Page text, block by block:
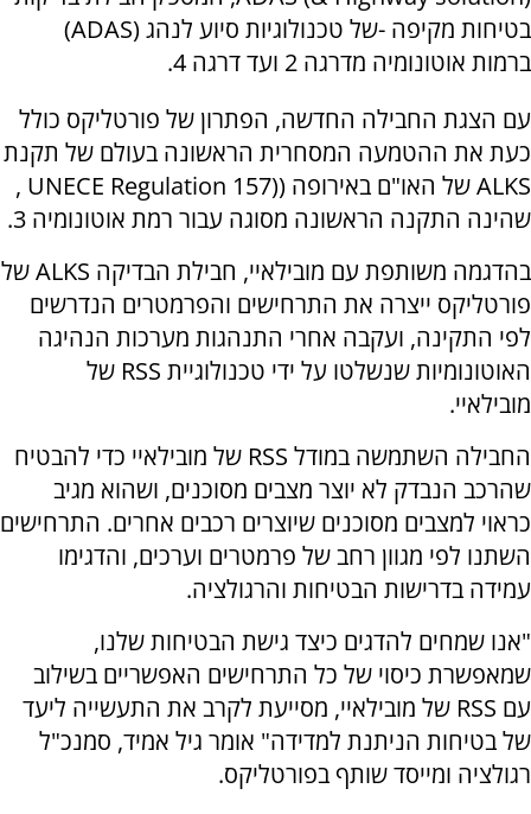
בטיחות מקיפה -של טכנולוגיות סיוע לנהג (ADAS)
ברמות אוטונומיה מדרגה 2 ועד דרגה 4.
עם הצגת החבילה החדשה, הפתרון של פורטליקס כולל
כעת את ההטמעה המסחרית הראשונה בעולם של תקנת
ALKS של האו"ם באירופה ((UNECE Regulation 157 ,
שהינה התקנה הראשונה מסוגה עבור רמת אוטונומיה 3.
בהדגמה משותפת עם מובילאיי, חבילת הבדיקה ALKS של
פורטליקס ייצרה את התרחישים והפרמטרים הנדרשים
לפי התקינה, ועקבה אחרי התנהגות מערכות הנהיגה
האוטונומיות שנשלטו על ידי טכנולוגיית RSS של
מובילאיי.
החבילה השתמשה במודל RSS של מובילאיי כדי להבטיח
שהרכב הנבדק לא יוצר מצבים מסוכנים, ושהוא מגיב
כראוי למצבים מסוכנים שיוצרים רכבים אחרים. התרחישים
השתנו לפי מגוון רחב של פרמטרים וערכים, והדגימו
עמידה בדרישות הבטיחות והרגולציה.
"אנו שמחים להדגים כיצד גישת הבטיחות שלנו,
שמאפשרת כיסוי של כל התרחישים האפשריים בשילוב
עם RSS של מובילאיי, מסייעת לקרב את התעשייה ליעד
של בטיחות הניתנת למדידה" אומר גיל אמיד, סמנכ"ל
רגולציה ומייסד שותף בפורטליקס.